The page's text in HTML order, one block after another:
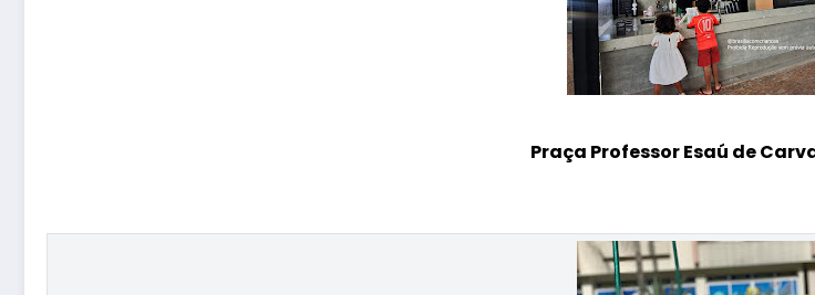
Praça Professor Esaú de